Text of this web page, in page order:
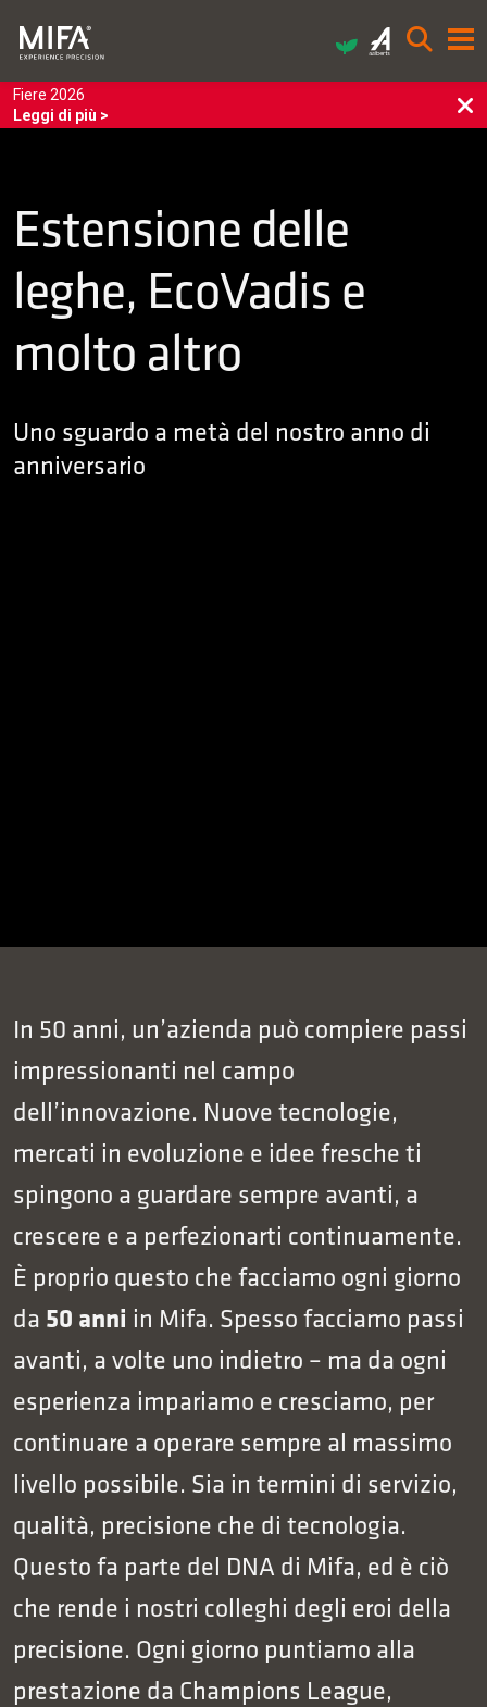
Fiere 2026
Leggi di più >
Estensione delle
leghe, EcoVadis e
molto altro
Uno sguardo a metà del nostro anno di
anniversario
In 50 anni, un’azienda può compiere passi
impressionanti nel campo
dell’innovazione. Nuove tecnologie,
mercati in evoluzione e idee fresche ti
spingono a guardare sempre avanti, a
crescere e a perfezionarti continuamente.
È proprio questo che facciamo ogni giorno
da 50 anni in Mifa. Spesso facciamo passi
avanti, a volte uno indietro – ma da ogni
esperienza impariamo e cresciamo, per
continuare a operare sempre al massimo
livello possibile. Sia in termini di servizio,
qualità, precisione che di tecnologia.
Questo fa parte del DNA di Mifa, ed è ciò
che rende i nostri colleghi degli eroi della
precisione. Ogni giorno puntiamo alla
prestazione da Champions League,